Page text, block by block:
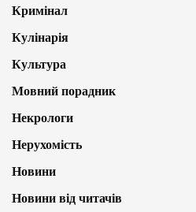
Кримінал
Кулінарія
Культура
Мовний порадник
Некрологи
Нерухомість
Новини
Новини від читачів